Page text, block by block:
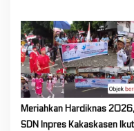
Meriahkan Hardiknas 2026,
SDN Inpres Kakaskasen Ikut